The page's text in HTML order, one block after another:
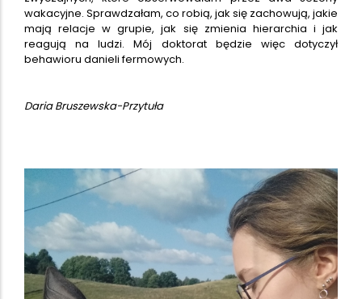
wakacyjne. Sprawdzałam, co robią, jak się zachowują, jakie
mają relacje w grupie, jak się zmienia hierarchia i jak
reagują na ludzi. Mój doktorat będzie więc dotyczył
behawioru danieli fermowych.
Daria Bruszewska-Przytuła